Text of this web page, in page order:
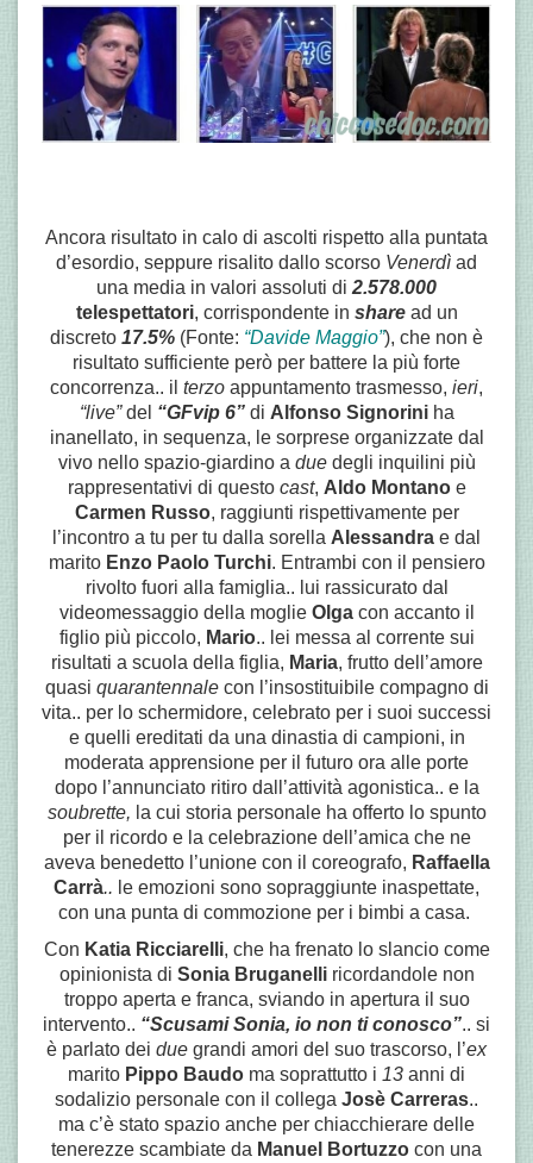
Ancora risultato in calo di ascolti rispetto alla puntata
d’esordio, seppure risalito dallo scorso Venerdì ad
una media in valori assoluti di 2.578.000
telespettatori, corrispondente in sharead un
discreto 17.5% (Fonte: “Davide Maggio”), che non è
risultato sufficiente però per battere la più forte
concorrenza.. il terzo appuntamento trasmesso, ieri,
“live”del “GFvip 6”di Alfonso Signoriniha
inanellato, in sequenza, le sorprese organizzate dal
vivo nello spazio-giardino a duedegli inquilini più
rappresentativi di questo cast, Aldo Montanoe
Carmen Russo, raggiunti rispettivamente per
l’incontro a tu per tu dalla sorella Alessandra e dal
marito Enzo Paolo Turchi. Entrambi con il pensiero
rivolto fuori alla famiglia.. lui rassicurato dal
videomessaggio della moglie Olgacon accanto il
figlio più piccolo, Mario.. lei messa al corrente sui
risultati a scuola della figlia, Maria, frutto dell’amore
quasi quarantennalecon l’insostituibile compagno di
vita.. per lo schermidore, celebrato per i suoi successi
e quelli ereditati da una dinastia di campioni, in
moderata apprensione per il futuro ora alle porte
dopo l’annunciato ritiro dall’attività agonistica.. e la
soubrette, la cui storia personale ha offerto lo spunto
per il ricordo e la celebrazione dell’amica che ne
aveva benedetto l’unione con il coreografo, Raffaella
Carrà.. le emozioni sono sopraggiunte inaspettate,
con una punta di commozione per i bimbi a casa.
Con Katia Ricciarelli, che ha frenato lo slancio come
opinionista di Sonia Bruganelliricordandole non
troppo aperta e franca, sviando in apertura il suo
intervento.. “Scusami Sonia, io non ti conosco”.. si
è parlato dei due grandi amori del suo trascorso, l’ex
marito Pippo Baudo ma soprattutto i 13 anni di
sodalizio personale con il collega Josè Carreras..
ma c’è stato spazio anche per chiacchierare delle
tenerezze scambiate da Manuel Bortuzzo con una